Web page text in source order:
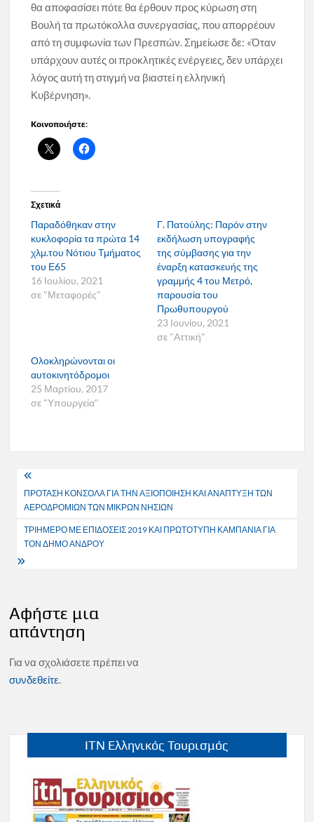
θα αποφασίσει πότε θα έρθουν προς κύρωση στη
Βουλή τα πρωτόκολλα συνεργασίας, που απορρέουν
από τη συμφωνία των Πρεσπών. Σημείωσε δε: «Όταν
υπάρχουν αυτές οι προκλητικές ενέργειες, δεν υπάρχει
λόγος αυτή τη στιγμή να βιαστεί η ελληνική
Κυβέρνηση».
Κοινοποιήστε:
Σχετικά
Παραδόθηκαν στην
κυκλοφορία τα πρώτα 14
χλμ.του Νότιου Τμήματος
του Ε65
16 Ιουλίου, 2021
σε "Μεταφορές"
Γ. Πατούλης: Παρόν στην
εκδήλωση υπογραφής
της σύμβασης για την
έναρξη κατασκευής της
γραμμής 4 του Μετρό,
παρουσία του
Πρωθυπουργού
23 Ιουνίου, 2021
σε "Αττική"
Ολοκληρώνονται οι
αυτοκινητόδρομοι
25 Μαρτίου, 2017
σε "Υπουργεία"
Πλοήγηση
άρθρων
ΠΡΟΤΑΣΗ ΚΟΝΣΟΛΑ ΓΙΑ ΤΗΝ ΑΞΙΟΠΟΙΗΣΗ ΚΑΙ ΑΝΑΠΤΥΞΗ ΤΩΝ
ΑΕΡΟΔΡΟΜΙΩΝ ΤΩΝ ΜΙΚΡΩΝ ΝΗΣΙΩΝ
ΤΡΙΗΜΕΡΟ ΜΕ ΕΠΙΔΟΣΕΙΣ 2019 ΚΑΙ ΠΡΩΤΟΤΥΠΗ ΚΑΜΠΑΝΙΑ ΓΙΑ
ΤΟΝ ΔΗΜΟ ΑΝΔΡΟΥ
Αφήστε μια
απάντηση
Για να σχολιάσετε πρέπει να
συνδεθείτε.
ITN Ελληνικός Τουρισμός